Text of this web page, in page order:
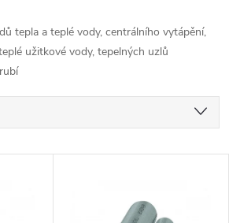
tepla a teplé vody, centrálního vytápění,
užitkové vody, tepelných uzlů